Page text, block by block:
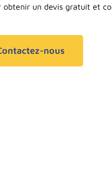
un devis gratuit et
nous